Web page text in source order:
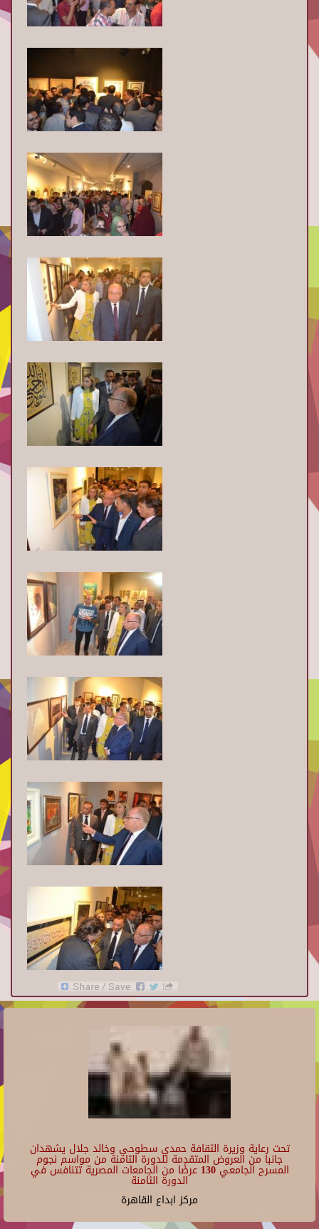
تحت رعاية وزيرة الثقافة حمدي سطوحي وخالد جلال يشهدان
جانبا من العروض المتقدمة للدورة الثامنة من مواسم نجوم
المسرح الجامعي 130 عرضًا من الجامعات المصرية تتنافس في
الدورة الثامنة
مركز ابداع القاهرة